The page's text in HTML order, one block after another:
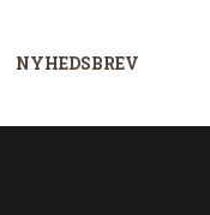
NYHEDSBREV